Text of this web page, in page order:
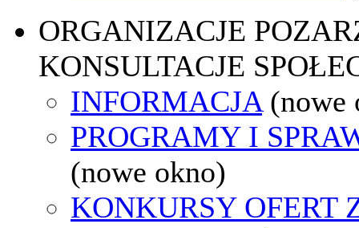
ORGANIZACJE
KONSULTACJE
INFORMACJA (nowe
PROGRAMY I
(nowe okno)
KONKURSY OFERT